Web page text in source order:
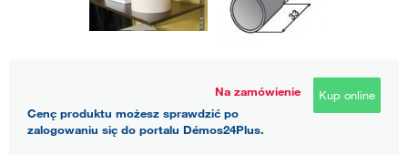
Na zamówienie
Cenę produktu możesz sprawdzić po
zalogowaniu się do portalu Démos24Plus.
Kup online